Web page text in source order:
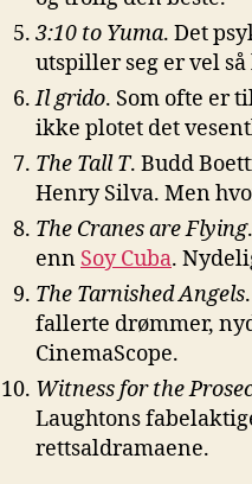
3:10 to Yuma. Det
utspiller seg er vel
Il grido. Som ofte er
ikke plotet det
The Tall T. Budd
Henry Silva. Men
The Cranes are Flying
enn Soy Cuba.
The Tarnished Angels
fallerte drømmer,
CinemaScope.
Witness for the
Laughtons
rettsaldramaene.